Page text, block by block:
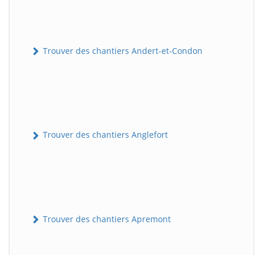
Trouver des chantiers Andert-et-Condon
Trouver des chantiers Anglefort
Trouver des chantiers Apremont